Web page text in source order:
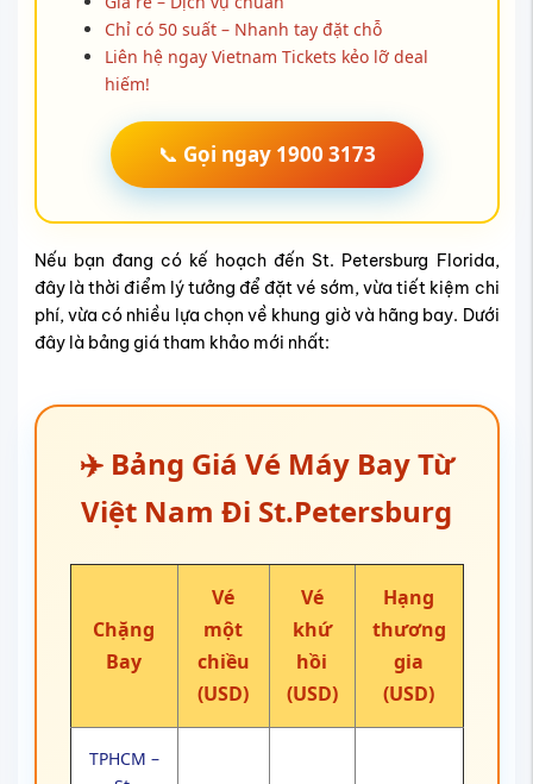
Chỉ có 50 suất – Nhanh tay đặt chỗ
Liên hệ ngay Vietnam Tickets kẻo lỡ deal
hiếm!
📞 Gọi ngay 1900 3173
Nếu bạn đang có kế hoạch đến St. Petersburg Florida,
đây là thời điểm lý tưởng để đặt vé sớm, vừa tiết kiệm chi
phí, vừa có nhiều lựa chọn về khung giờ và hãng bay. Dưới
đây là bảng giá tham khảo mới nhất:
✈️ Bảng Giá Vé Máy Bay Từ
Việt Nam Đi St.Petersburg
Chặng
Bay
Vé
một
chiều
(USD)
Vé
khứ
hồi
(USD)
Hạng
thương
gia
(USD)
TPHCM –